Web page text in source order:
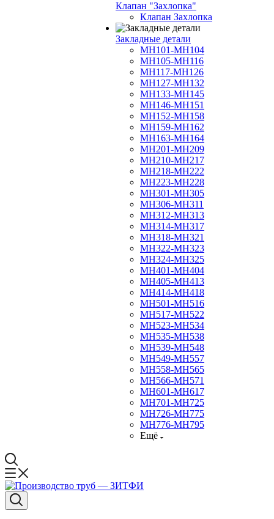
Клапан "Захлопка"
Клапан Захлопка
Закладные детали
МН101-МН104
МН105-МН116
МН117-МН126
МН127-МН132
МН133-МН145
МН146-МН151
МН152-МН158
МН159-МН162
МН163-МН164
МН201-МН209
МН210-МН217
МН218-МН222
МН223-МН228
МН301-МН305
МН306-МН311
МН312-МН313
МН314-МН317
МН318-МН321
МН322-МН323
МН324-МН325
МН401-МН404
МН405-МН413
МН414-МН418
МН501-МН516
МН517-МН522
МН523-МН534
МН535-МН538
МН539-МН548
МН549-МН557
МН558-МН565
МН566-МН571
МН601-МН617
МН701-МН725
МН726-МН775
МН776-МН795
Ещё